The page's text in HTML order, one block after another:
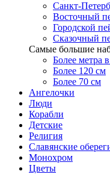
Санкт-
Восточный
Городской
Сказочный
Самые большие
Более метра
Более 120 см
Более 70 см
Ангелочки
Люди
Корабли
Детские
Религия
Славянские
Монохром
Цветы